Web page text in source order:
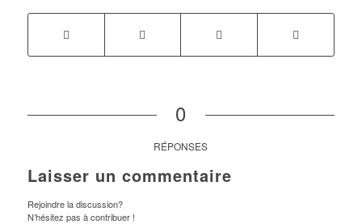
0
RÉPONSES
Laisser un commentaire
Rejoindre la discussion?
N’hésitez pas à contribuer !